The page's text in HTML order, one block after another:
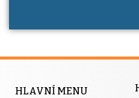
HLAVNÍ MENU